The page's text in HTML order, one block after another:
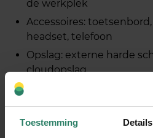
Toestemming Details
de werkplek
Accessoires:
headset, telefoon
Opslag: externe harde
cloudopslag
Bij gemengd gebruik (privé
70% zakelijk gebruikt, trek